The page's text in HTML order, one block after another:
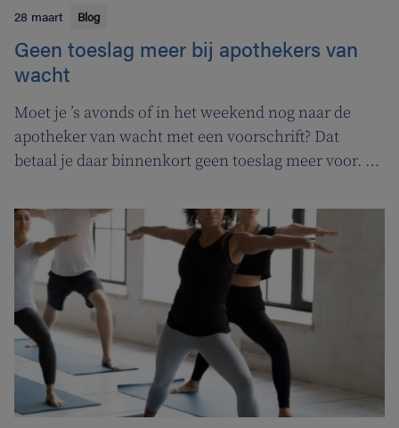
28 maart Blog
Geen toeslag meer bij apothekers van
wacht
Moet je ’s avonds of in het weekend nog naar de
apotheker van wacht met een voorschrift? Dat
betaal je daar binnenkort geen toeslag meer voor. In
apothekers van wacht.